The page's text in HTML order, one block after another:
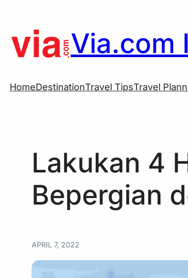
content
Via.com
HomeDestinationTravel TipsTravel
Lakukan 4
Bepergian
APRIL 7, 2022